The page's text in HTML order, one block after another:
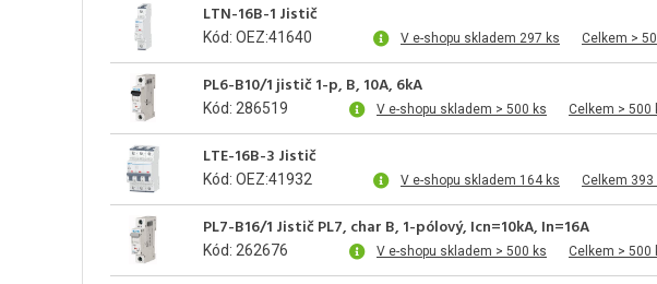
LTN-16B-1 Jistič
Kód: OEZ:41640 V e-shopu skladem 297 ks Celkem >
PL6-B10/1 jistič 1-p, B, 10A, 6kA
Kód: 286519 V e-shopu skladem > 500 ks Celkem > 500
LTE-16B-3 Jistič
Kód: OEZ:41932 V e-shopu skladem 164 ks Celkem 393
PL7-B16/1 Jistič PL7, char B, 1-pólový, Icn=10kA, In=16A
Kód: 262676 V e-shopu skladem > 500 ks Celkem > 500